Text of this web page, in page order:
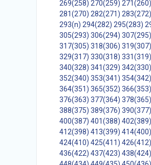
269(258) 270(259) 271(260)
281(270) 282(271) 283(272)
293(n) 294(282) 295(283)
305(293) 306(294) 307(295)
317(305) 318(306) 319(307)
329(317) 330(318) 331(319)
340(328) 341(329) 342(330)
352(340) 353(341) 354(342)
364(351) 365(352) 366(353)
376(363) 377(364) 378(365)
388(375) 389(376) 390(377)
400(387) 401(388) 402(389)
412(398) 413(399) 414(400)
424(410) 425(411) 426(412)
436(422) 437(423) 438(424)